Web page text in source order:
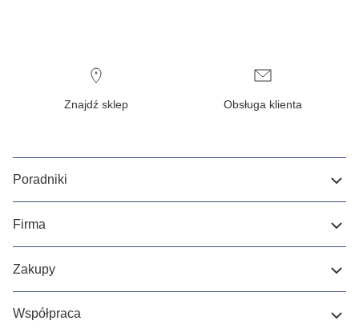
Znajdź sklep Obsługa klienta
Poradniki
Firma
Zakupy
Współpraca